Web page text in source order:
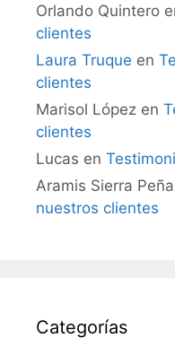
Orlando Quintero
clientes
Laura Truque en
clientes
Marisol López en
clientes
Lucas en
Aramis Sierra
nuestros clientes
Categorías